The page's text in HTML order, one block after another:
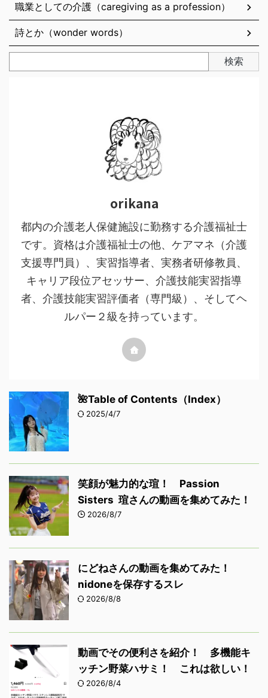
職業としての介護（caregiving as a profession）
詩とか（wonder words）
検索
orikana
都内の介護老人保健施設に勤務する介護福祉士
です。資格は介護福祉士の他、ケアマネ（介護
支援専門員）、実習指導者、実務者研修教員、
キャリア段位アセッサー、介護技能実習指導
者、介護技能実習評価者（専門級）、そしてヘ
ルパー２級を持っています。
🌺Table of Contents（Index）
2025/4/7
笑顔が魅力的な瑄！ Passion
Sisters 瑄さんの動画を集めてみた！
2026/8/7
にどねさんの動画を集めてみた！
nidoneを保存するスレ
2026/8/8
動画でその便利さを紹介！ 多機能キ
ッチン野菜ハサミ！ これは欲しい！
2026/8/4